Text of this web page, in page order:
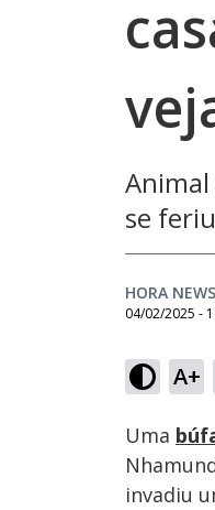
se feriu
HORA NEWS
04/02/2025 -
A+
Uma
invadiu